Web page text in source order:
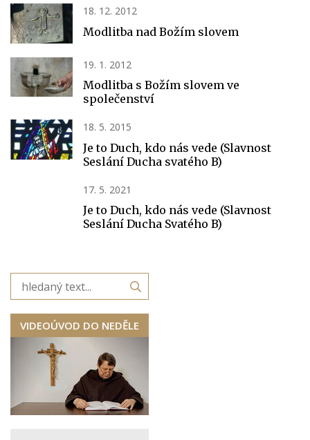
18. 12. 2012
Modlitba nad Božím slovem
19. 1. 2012
Modlitba s Božím slovem ve
společenství
18. 5. 2015
Je to Duch, kdo nás vede (Slavnost
Seslání Ducha svatého B)
17. 5. 2021
Je to Duch, kdo nás vede (Slavnost
Seslání Ducha Svatého B)
VIDEOÚVOD DO NEDĚLE